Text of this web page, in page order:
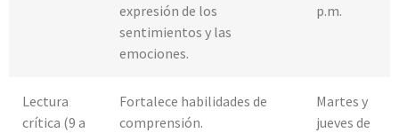
expresión de los
sentimientos y las
emociones.
p.m.
Lectura
crítica (9 a
Fortalece habilidades de
comprensión.
Martes y
jueves de